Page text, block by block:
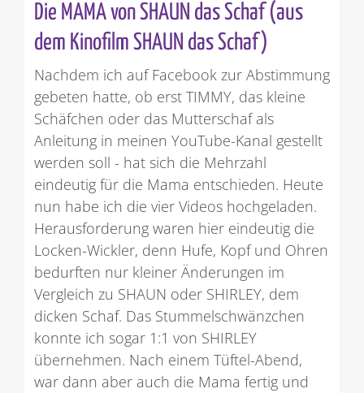
Die MAMA von SHAUN das Schaf (aus
dem Kinofilm SHAUN das Schaf)
Nachdem ich auf Facebook zur Abstimmung
gebeten hatte, ob erst TIMMY, das kleine
Schäfchen oder das Mutterschaf als
Anleitung in meinen YouTube-Kanal gestellt
werden soll - hat sich die Mehrzahl
eindeutig für die Mama entschieden. Heute
nun habe ich die vier Videos hochgeladen.
Herausforderung waren hier eindeutig die
Locken-Wickler, denn Hufe, Kopf und Ohren
bedurften nur kleiner Änderungen im
Vergleich zu SHAUN oder SHIRLEY, dem
dicken Schaf. Das Stummelschwänzchen
konnte ich sogar 1:1 von SHIRLEY
übernehmen. Nach einem Tüftel-Abend,
war dann aber auch die Mama fertig und